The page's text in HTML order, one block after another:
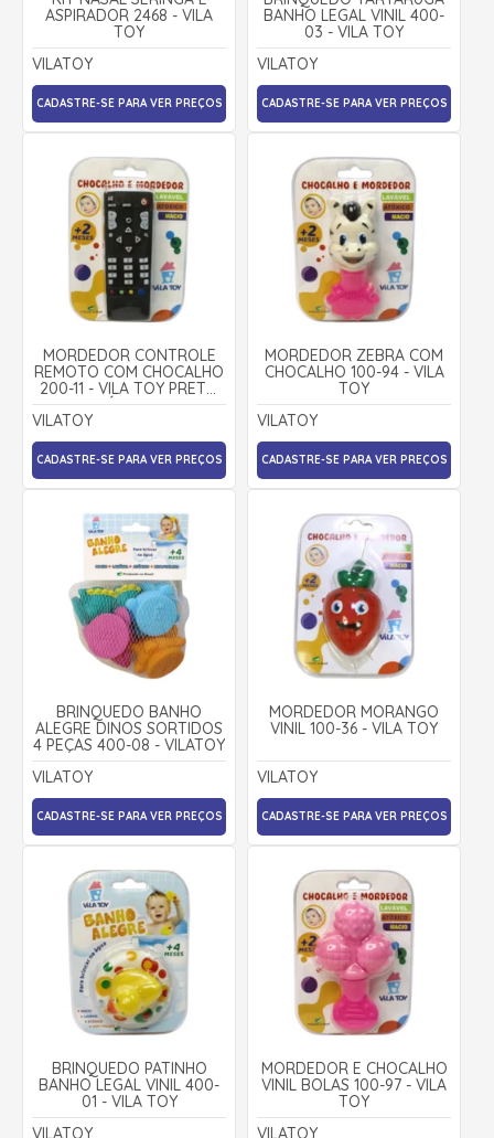
ASPIRADOR 2468 - VILA
TOY
VILATOY
CADASTRE-SE PARA VER PREÇOS
BANHO LEGAL VINIL 400-
03 - VILA TOY
VILATOY
CADASTRE-SE PARA VER PREÇOS
MORDEDOR CONTROLE
REMOTO COM CHOCALHO
200-11 - VILA TOY PRETO
ÚNICO
VILATOY
CADASTRE-SE PARA VER PREÇOS
MORDEDOR ZEBRA COM
CHOCALHO 100-94 - VILA
TOY
VILATOY
CADASTRE-SE PARA VER PREÇOS
BRINQUEDO BANHO
ALEGRE DINOS SORTIDOS
4 PEÇAS 400-08 - VILATOY
VILATOY
CADASTRE-SE PARA VER PREÇOS
MORDEDOR MORANGO
VINIL 100-36 - VILA TOY
VILATOY
CADASTRE-SE PARA VER PREÇOS
BRINQUEDO PATINHO
BANHO LEGAL VINIL 400-
01 - VILA TOY
VILATOY
MORDEDOR E CHOCALHO
VINIL BOLAS 100-97 - VILA
TOY
VILATOY